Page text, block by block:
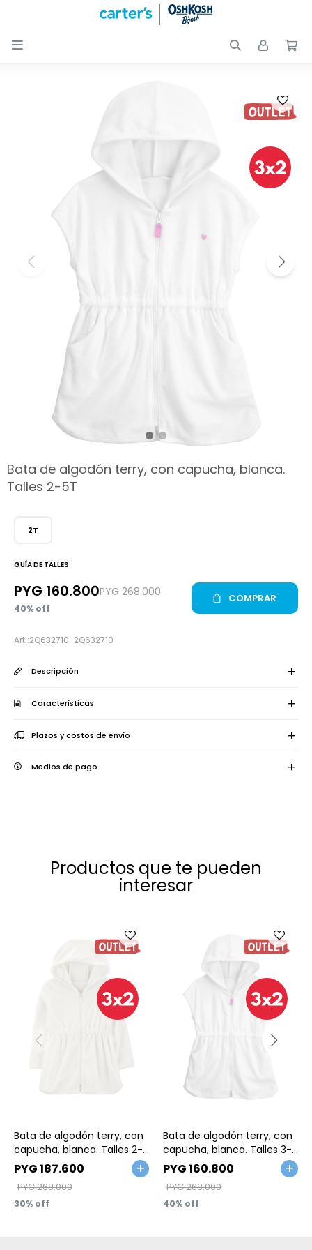

Bata de algodón terry, con capucha, blanca.
Talles 2-5T
2Q632710-2Q632710
2T
GUÍA DE TALLES
PYG 160.800PYG 268.000
40
COMPRAR
Descripción
Características
Plazos y costos de envío
Medios de pago
Productos que te pueden
interesar
Bata de algodón terry, con
capucha, blanca. Talles 2-
5T
PYG187.600
PYG268.000
30
Bata de algodón terry, con
capucha, blanca. Talles 3-
24M
PYG160.800
PYG268.000
40
Nuevos
Calzado
OUTLET